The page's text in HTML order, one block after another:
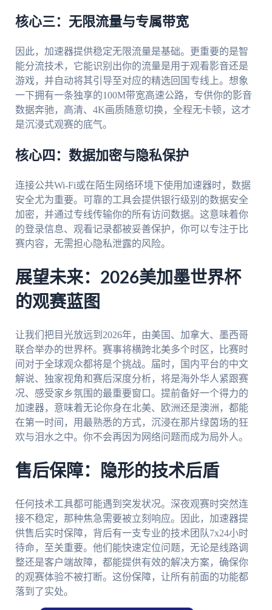
核心三：无限流量与专属带宽
因此，加速器提供稳定无限流量是基础。更重要的是智
能分流技术，它能识别出你的流量是用于观看影音还是
游戏，并自动将其引导至对应的精选回国专线上。想象
一下拥有一条独享的100M带宽高速公路，专供你的影音
数据奔驰，高清、4K画质随意切换，全程无卡顿，这才
是沉浸式观赛的底气。
核心四：数据加密与隐私保护
连接公共Wi-Fi或在陌生网络环境下使用加速器时，数据
安全尤为重要。可靠的工具会提供银行级别的数据安全
加密，并通过专线传输你的所有访问数据。这意味着你
的登录信息、观看记录都被妥善保护，你可以专注于比
赛内容，无需担心隐私泄露的风险。
展望未来：2026美加墨世界杯
的观赛蓝图
让我们把目光放远到2026年，由美国、加拿大、墨西哥
联合举办的世界杯。赛事将横跨北美多个时区，比赛时
间对于全球观众都将是个挑战。届时，国内平台的中文
解说、独家视角和赛后深度分析，将是海外华人紧跟赛
况、感受家乡氛围的最重要窗口。提前备好一个得力的
加速器，意味着无论你身在北美、欧洲还是澳洲，都能
在第一时间，用最熟悉的方式，沉浸在那片绿茵场的狂
欢与泪水之中。你不会再因为网络问题而成为局外人。
售后保障：隐形的技术后盾
任何技术工具都可能遇到突发状况。深夜观赛时突然连
接不稳定，那种焦急需要被立刻响应。因此，加速器提
供售后实时保障，背后有一支专业的技术团队7x24小时
待命，至关重要。他们能快速定位问题，无论是线路调
整还是客户端故障，都能提供有效的解决方案，确保你
的观赛体验不被打断。这份保障，让所有前面的功能都
落到了实处。